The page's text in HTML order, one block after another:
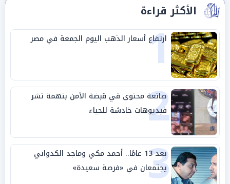
الأكثر قراءة
1
ارتفاع أسعار الذهب اليوم الجمعة في مصر
2
صانعة محتوى في قبضة الأمن بتهمة نشر
فيديوهات خادشة للحياء
3 بعد 13 عامًا.. أحمد مكي وماجد الكدواني
يجتمعان في «فرصة سعيدة»